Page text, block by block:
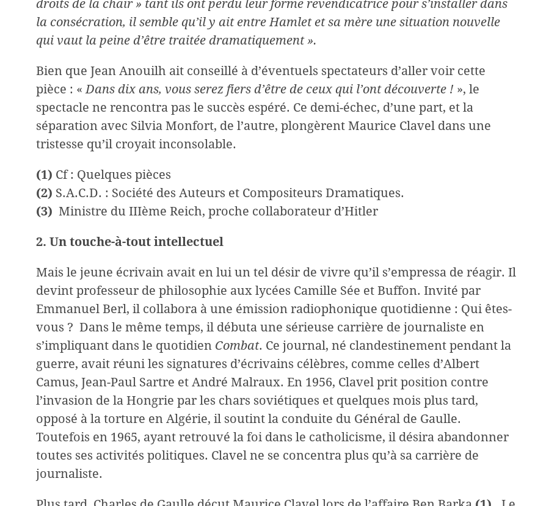
droits de la chair » tant ils ont perdu leur forme revendicatrice pour s’installer dans
la consécration, il semble qu’il y ait entre Hamlet et sa mère une situation nouvelle
qui vaut la peine d’être traitée dramatiquement ».
Bien que Jean Anouilh ait conseillé à d’éventuels spectateurs d’aller voir cette
pièce : «Dans dix ans, vous serez fiers d’être de ceux qui l’ont découverte ! », le
spectacle ne rencontra pas le succès espéré. Ce demi-échec, d’une part, et la
séparation avec Silvia Monfort, de l’autre, plongèrent Maurice Clavel dans une
tristesse qu’il croyait inconsolable.
(1) Cf : Quelques pièces
(2) S.A.C.D. : Société des Auteurs et Compositeurs Dramatiques.
(3) Ministre du IIIème Reich, proche collaborateur d’Hitler
2. Un touche-à-tout intellectuel
Mais le jeune écrivain avait en lui un tel désir de vivre qu’il s’empressa de réagir. Il
devint professeur de philosophie aux lycées Camille Sée et Buffon. Invité par
Emmanuel Berl, il collabora à une émission radiophonique quotidienne : Qui êtes-
vous ? Dans le même temps, il débuta une sérieuse carrière de journaliste en
s’impliquant dans le quotidien Combat. Ce journal, né clandestinement pendant la
guerre, avait réuni les signatures d’écrivains célèbres, comme celles d’Albert
Camus, Jean-Paul Sartre et André Malraux. En 1956, Clavel prit position contre
l’invasion de la Hongrie par les chars soviétiques et quelques mois plus tard,
opposé à la torture en Algérie, il soutint la conduite du Général de Gaulle.
Toutefois en 1965, ayant retrouvé la foi dans le catholicisme, il désira abandonner
toutes ses activités politiques. Clavel ne se concentra plus qu’à sa carrière de
journaliste.